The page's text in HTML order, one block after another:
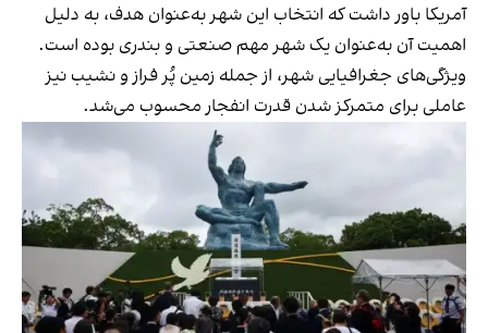
آمریکا باور داشت که انتخاب این شهر به‌عنوان هدف، به دلیل
اهمیت آن به‌عنوان یک شهر مهم صنعتی و بندری بوده است.
ویژگی‌های جغرافیایی شهر، از جمله زمین پُر فراز و نشیب نیز
عاملی برای متمرکز شدن قدرت انفجار محسوب می‌شد.